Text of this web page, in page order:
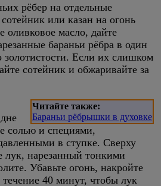
рёбер на отдельные
или казан на огонь
оливковое масло, дайте
бараньи рёбра в один
золотистости. Если их слишком
сотейник и обжаривайте за
Читайте также:
Бараньи рёбрышки в духовке
солью и специями,
в ступке. Сверху
лук, нарезанный тонкими
Убавьте огонь, накройте
40 минут, чтобы лук